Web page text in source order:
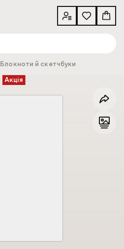
Блокноти й скетчбуки
Акція